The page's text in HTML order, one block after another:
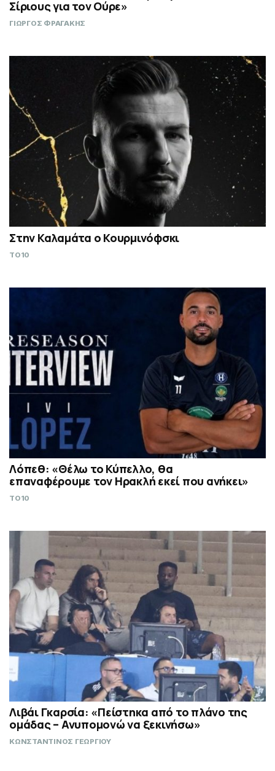
Σίριους για τον Ούρε»
ΓΙΩΡΓΟΣ ΦΡΑΓΑΚΗΣ
Στην Καλαμάτα ο Κουρμινόφσκι
TO10
Λόπεθ: «Θέλω το Κύπελλο, θα
επαναφέρουμε τον Ηρακλή εκεί που ανήκει»
TO10
Λιβάι Γκαρσία: «Πείστηκα από το πλάνο της
ομάδας – Ανυπομονώ να ξεκινήσω»
ΚΩΝΣΤΑΝΤΙΝΟΣ ΓΕΩΡΓΙΟΥ